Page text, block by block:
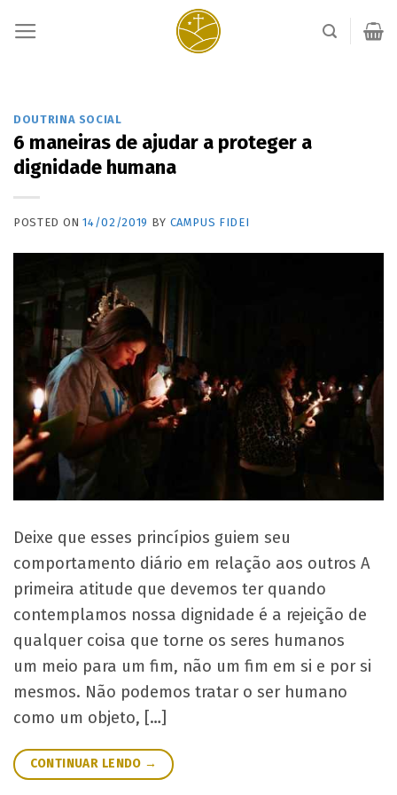
DOUTRINA SOCIAL
6 maneiras de ajudar a proteger a
dignidade humana
POSTED ON14/02/2019 BY CAMPUS FIDEI
Deixe que esses princípios guiem seu
comportamento diário em relação aos outros A
primeira atitude que devemos ter quando
contemplamos nossa dignidade é a rejeição de
qualquer coisa que torne os seres humanos
um meio para um fim, não um fim em si e por si
mesmos. Não podemos tratar o ser humano
como um objeto, […]
CONTINUAR LENDO →